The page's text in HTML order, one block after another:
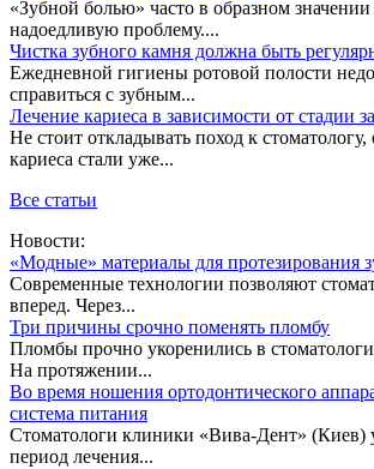
«Зубной болью» часто в образном
надоедливую проблему....
Чистка зубного камня должна быть
Ежедневной гигиены ротовой полости
справиться с зубным...
Лечение кариеса в зависимости от стадии
Не стоит откладывать поход к стоматологу,
кариеса стали уже...
Все статьи
Новости:
«Модные» материалы для протезирования
Современные технологии позволяют
вперед. Через...
Три причины срочно поменять пломбу
Пломбы прочно укоренились в
На протяжении...
Во время ношения ортодонтического
система питания
Стоматологи клиники «Вива-Дент» (Киев)
период лечения...